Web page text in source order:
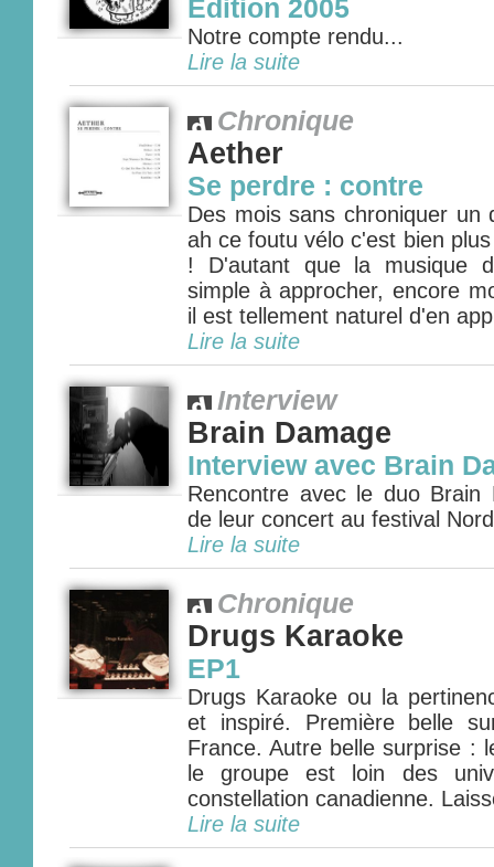
Édition 2005
Notre compte rendu...
Lire la suite
Chronique
Aether
Se perdre : contre
Des mois sans chroniquer
ah ce foutu vélo c'est bien
! D'autant que la musique
simple à approcher, encore
il est tellement naturel d'en
Lire la suite
Interview
Brain Damage
Interview avec Brain
Rencontre avec le duo Brain
de leur concert au festival
Lire la suite
Chronique
Drugs Karaoke
EP1
Drugs Karaoke ou la
et inspiré. Première belle
France. Autre belle surprise :
le groupe est loin des
constellation canadienne.
Lire la suite